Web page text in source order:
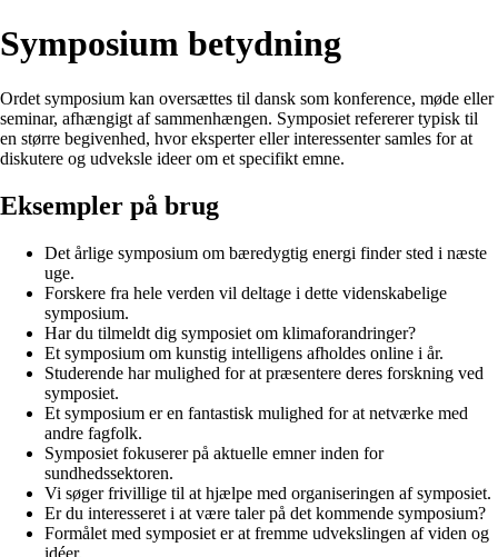
Symposium betydning
Ordet symposium kan oversættes til dansk som konference, møde eller
seminar, afhængigt af sammenhængen. Symposiet refererer typisk til
en større begivenhed, hvor eksperter eller interessenter samles for at
diskutere og udveksle ideer om et specifikt emne.
Eksempler på brug
Det årlige symposium om bæredygtig energi finder sted i næste
uge.
Forskere fra hele verden vil deltage i dette videnskabelige
symposium.
Har du tilmeldt dig symposiet om klimaforandringer?
Et symposium om kunstig intelligens afholdes online i år.
Studerende har mulighed for at præsentere deres forskning ved
symposiet.
Et symposium er en fantastisk mulighed for at netværke med
andre fagfolk.
Symposiet fokuserer på aktuelle emner inden for
sundhedssektoren.
Vi søger frivillige til at hjælpe med organiseringen af symposiet.
Er du interesseret i at være taler på det kommende symposium?
Formålet med symposiet er at fremme udvekslingen af viden og
idéer.